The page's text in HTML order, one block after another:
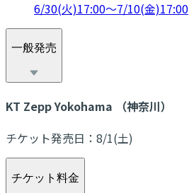
6/30(火)17:00～7/10(金)17:00
一般発売
KT Zepp Yokohama （神奈川）
チケット発売日：8/1(土)
チケット料金